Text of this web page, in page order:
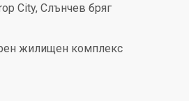
City, Слънчев бряг
жилищен комплекс